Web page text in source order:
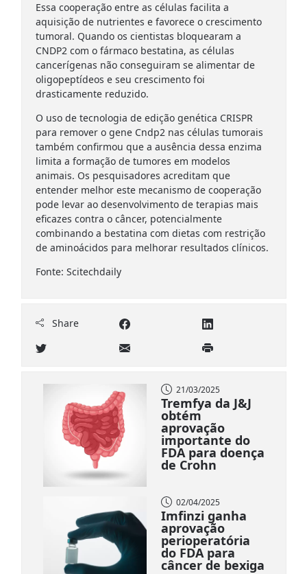
Essa cooperação entre as células facilita a
aquisição de nutrientes e favorece o crescimento
tumoral. Quando os cientistas bloquearam a
CNDP2 com o fármaco bestatina, as células
cancerígenas não conseguiram se alimentar de
oligopeptídeos e seu crescimento foi
drasticamente reduzido.
O uso de tecnologia de edição genética CRISPR
para remover o gene Cndp2 nas células tumorais
também confirmou que a ausência dessa enzima
limita a formação de tumores em modelos
animais. Os pesquisadores acreditam que
entender melhor este mecanismo de cooperação
pode levar ao desenvolvimento de terapias mais
eficazes contra o câncer, potencialmente
combinando a bestatina com dietas com restrição
de aminoácidos para melhorar resultados clínicos.
Fonte: Scitechdaily
Share
21/03/2025
Tremfya da J&J
obtém
aprovação
importante do
FDA para doença
de Crohn
02/04/2025
Imfinzi ganha
aprovação
perioperatória
do FDA para
câncer de bexiga